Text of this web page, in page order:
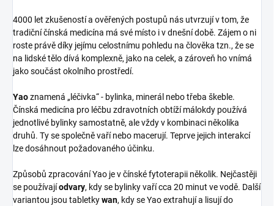
4000 let zkušeností a ověřených postupů nás utvrzují v tom, že
tradiční čínská medicína má své místo i v dnešní době. Zájem o ni
roste právě díky jejímu celostnímu pohledu na člověka tzn., že se
na lidské tělo dívá komplexně, jako na celek, a zároveň ho vnímá
jako součást okolního prostředí.
Yaoznamená „léčivka“ - bylinka, minerál nebo třeba škeble.
Čínská medicína pro léčbu zdravotních obtíží málokdy používá
jednotlivé bylinky samostatně, ale vždy v kombinaci několika
druhů. Ty se společně vaří nebo macerují. Teprve jejich interakcí
lze dosáhnout požadovaného účinku.
Způsobů zpracování Yao je v čínské fytoterapii několik. Nejčastěji
se používajíodvary, kdy se bylinky vaří cca 20 minut ve vodě. Další
variantou jsou tabletkywan, kdy se Yao extrahují a lisují do